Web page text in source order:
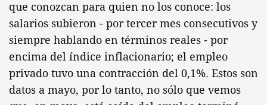
que conozcan para quien no los conoce: los
salarios subieron - por tercer mes consecutivos y
siempre hablando en términos reales - por
encima del índice inflacionario; el empleo
privado tuvo una contracción del 0,1%. Estos son
datos a mayo, por lo tanto, no sólo que vemos